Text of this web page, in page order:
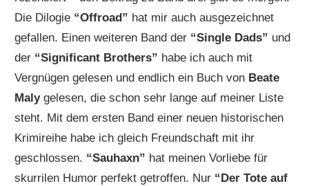
Die Dilogie “Offroad” hat mir auch ausgezeichnet
gefallen. Einen weiteren Band der “Single Dads” und
der “Significant Brothers” habe ich auch mit
Vergnügen gelesen und endlich ein Buch von Beate
Malygelesen, die schon sehr lange auf meiner Liste
steht. Mit dem ersten Band einer neuen historischen
Krimireihe habe ich gleich Freundschaft mit ihr
geschlossen. “Sauhaxn” hat meinen Vorliebe für
skurrilen Humor perfekt getroffen. Nur “Der Tote auf